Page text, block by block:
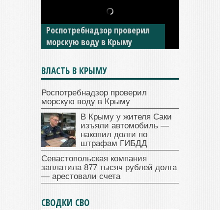
Роспотребнадзор проверил
морскую воду в Крыму
В Крыму у жителя Саки
изъяли автомобиль —
накопил долги по штрафам
ГИБДД
ВЛАСТЬ В КРЫМУ
Роспотребнадзор проверил
морскую воду в Крыму
В Крыму у жителя Саки
изъяли автомобиль —
накопил долги по
штрафам ГИБДД
Севастопольская компания
заплатила 877 тысяч рублей долга
— арестовали счета
СВОДКИ СВО